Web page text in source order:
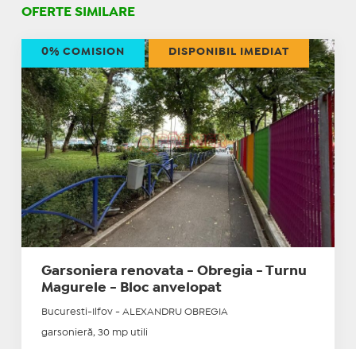
OFERTE SIMILARE
Garsoniera renovata - Obregia - Turnu
Magurele - Bloc anvelopat
Bucuresti-Ilfov - ALEXANDRU OBREGIA
garsonieră, 30 mp utili
0% COMISION DISPONIBIL IMEDIAT